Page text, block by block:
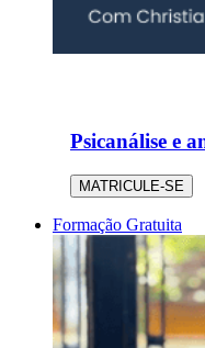
Psicanálise e
MATRICULE-SE
Formação Gratuita